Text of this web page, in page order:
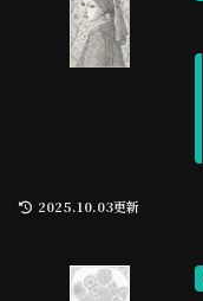
2025.10.03更新